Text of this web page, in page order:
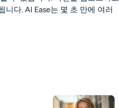
다. AI Ease는 몇 초 만에 여러